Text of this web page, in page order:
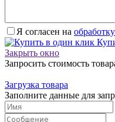
Я согласен на
Закрыть окно
Запросить стоимость
Загрузка товара
Заполните данные для